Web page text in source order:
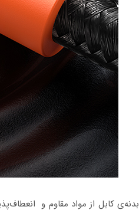
بدنه‌ی کابل از مواد مقاوم و